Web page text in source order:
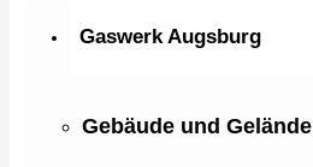
Gaswerk Augsburg
Gebäude und Gelände